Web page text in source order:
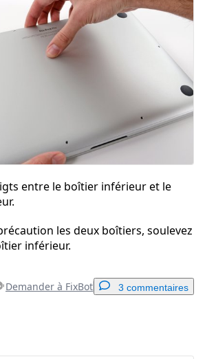
Annuler Publier un commentaire
entre le boîtier inférieur et le
les deux boîtiers, soulevez
inférieur.
Demander à FixBot 3 commentaires